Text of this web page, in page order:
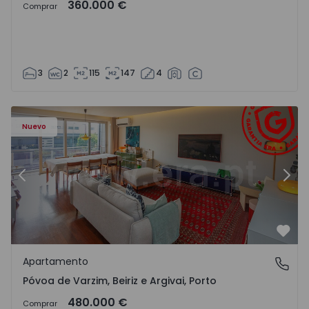
Comprar 360.000 €
3 2 115 147 4
Nuevo
e Argivai - 1574602 - 20
Apartamento T3 Póvoa de Varzim, Póvoa de Varzim,
Anterior
Póvoa de Varzim, Beiriz e Argivai, Porto
Apartamento
Póvoa de Varzim, Beiriz e Argivai, Porto
Comprar 480.000 €